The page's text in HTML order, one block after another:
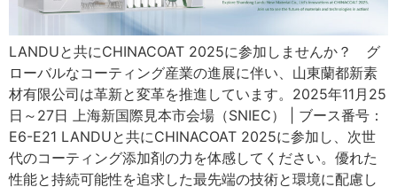
LANDUと共にCHINACOAT 2025に参加しませんか？ グ
ローバルなコーティング産業の進展に伴い、山東蘭都新素
材有限公司は革新と変革を推進しています。2025年11月25
日～27日 上海新国際見本市会場（SNIEC） | ブース番号：
E6-E21 LANDUと共にCHINACOAT 2025に参加し、次世
代のコーティング添加剤の力を体感してください。優れた
性能と持続可能性を追求した最先端の技術と環境に配慮し